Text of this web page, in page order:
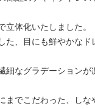
体化いたしました。
、目にも鮮やかなド
なグラデーションが
までこだわった、し